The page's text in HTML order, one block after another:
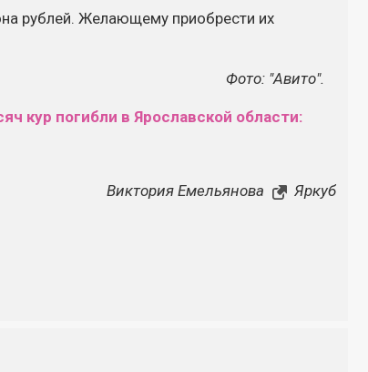
рублей. Желающему приобрести их
Фото: "Авито".
кур погибли в Ярославской области:
Виктория Емельянова Яркуб